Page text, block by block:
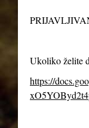
Ukoliko želite
https://